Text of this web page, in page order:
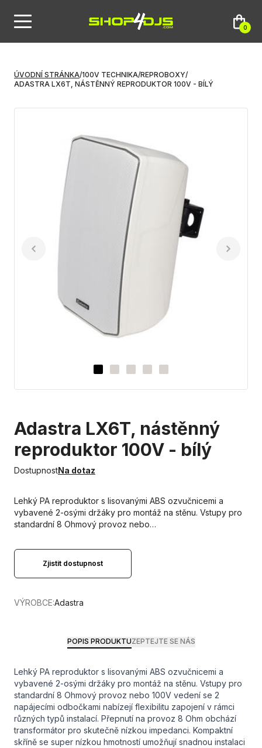
0
ÚVODNÍ STRÁNKA/100V TECHNIKA/REPROBOXY/
ADASTRA LX6T, NÁSTĚNNÝ REPRODUKTOR 100V - BÍLÝ
Adastra LX6T, nástěnný
reproduktor 100V - bílý
DostupnostNa dotaz
Lehký PA reproduktor s lisovanými ABS ozvučnicemi a
vybavené 2-osými držáky pro montáž na stěnu. Vstupy pro
standardní 8 Ohmový provoz nebo…
Zjistit dostupnost
VÝROBCE:Adastra
POPIS PRODUKTUZEPTEJTE SE NÁS
Lehký PA reproduktor s lisovanými ABS ozvučnicemi a
vybavené 2-osými držáky pro montáž na stěnu. Vstupy pro
standardní 8 Ohmový provoz nebo 100V vedení se 2
napájecími odbočkami nabízejí flexibilitu zapojení v rámci
různých typů instalací. Přepnutí na provoz 8 Ohm obchází
transformátor pro skutečně nízkou impedanci. Kompaktní
skříně se super nízkou hmotností umožňují snadnou instalaci